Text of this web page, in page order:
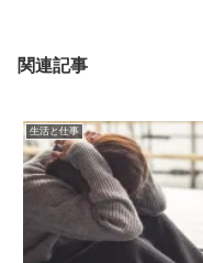
関連記事
生活と仕事